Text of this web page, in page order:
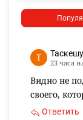
23 часа
Видно не
своего,
Ответить